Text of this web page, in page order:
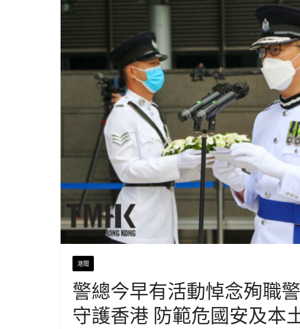
港聞
警總今早有活動悼念殉職
守護香港 防範危國安及本